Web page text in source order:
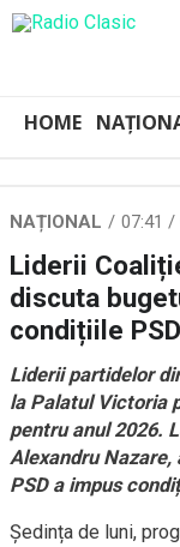
HOME
NAȚIONAL 07:41
Liderii
discuta
condițiile PSD
Liderii partidelor
la Palatul Victoria
pentru anul 2026.
Alexandru
PSD a impus
Ședința de luni,